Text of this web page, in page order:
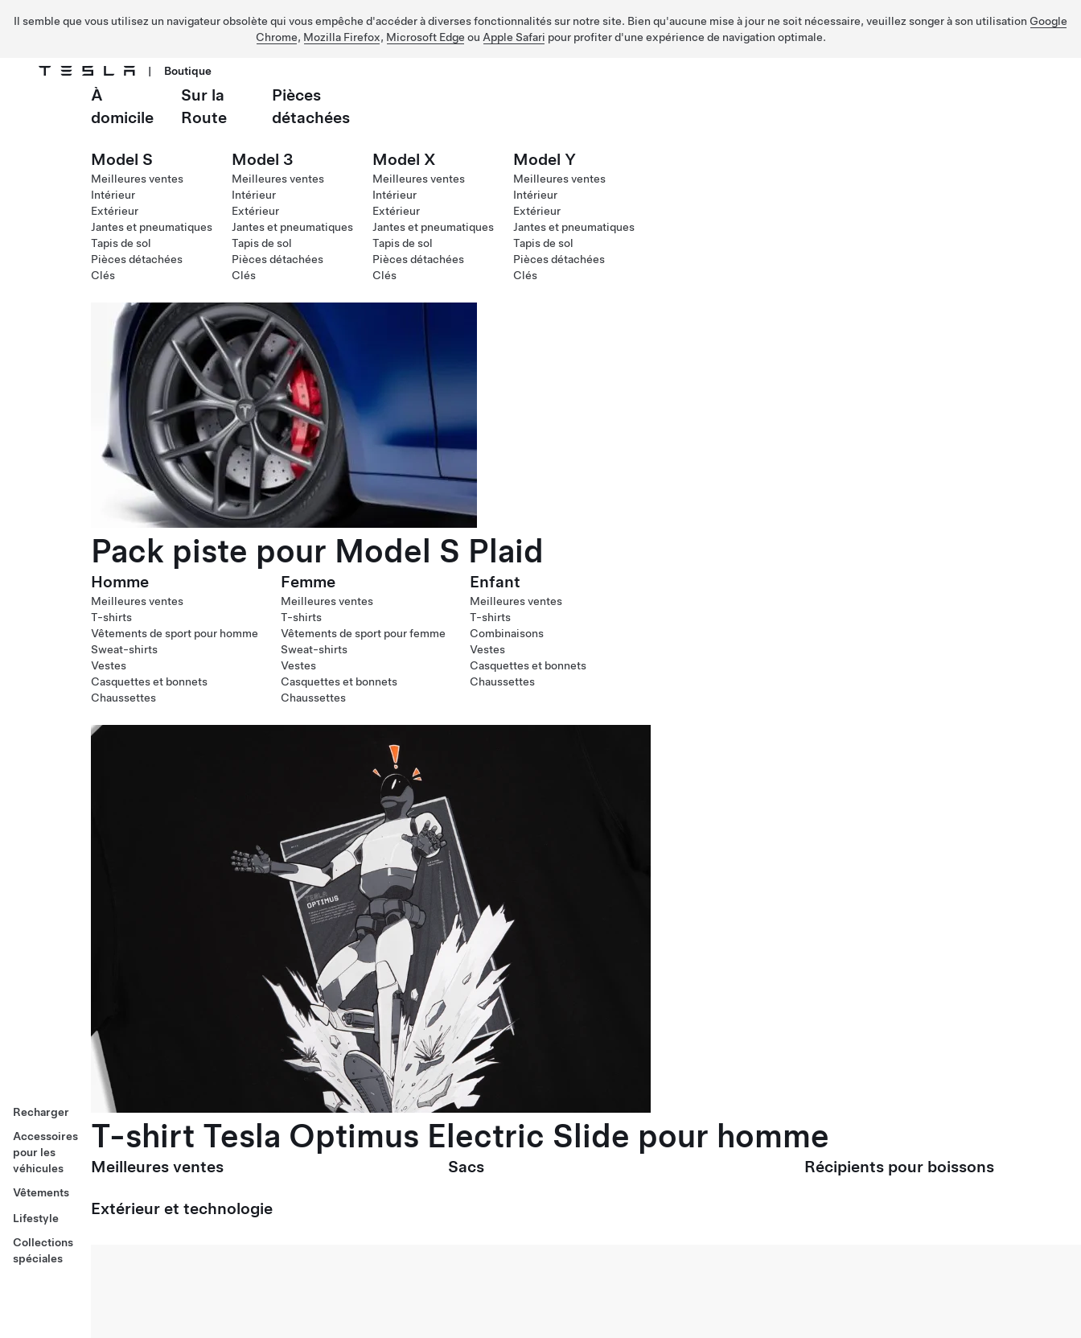
Il semble que vous utilisez un navigateur obsolète qui vous empêche d'accéder à diverses fonctionnalités sur notre site. Bien qu'aucune mise à jour ne soit nécessaire, veuillez songer à son utilisation Google
Chrome, Mozilla Firefox, Microsoft Edge ou Apple Safari pour profiter d'une expérience de navigation optimale.
Passer au contenu principal
| Boutique
Recharger
Accessoires
pour les
véhicules
Vêtements
Lifestyle
Collections
spéciales
À
domicile
Sur la
Route
Pièces
détachées
Model S
Meilleures ventes
Intérieur
Extérieur
Jantes et pneumatiques
Tapis de sol
Pièces détachées
Clés
Model 3
Meilleures ventes
Intérieur
Extérieur
Jantes et pneumatiques
Tapis de sol
Pièces détachées
Clés
Model X
Meilleures ventes
Intérieur
Extérieur
Jantes et pneumatiques
Tapis de sol
Pièces détachées
Clés
Model Y
Meilleures ventes
Intérieur
Extérieur
Jantes et pneumatiques
Tapis de sol
Pièces détachées
Clés
Pack piste pour Model S Plaid
Homme
Meilleures ventes
T-shirts
Vêtements de sport pour homme
Sweat-shirts
Vestes
Casquettes et bonnets
Chaussettes
Femme
Meilleures ventes
T-shirts
Vêtements de sport pour femme
Sweat-shirts
Vestes
Casquettes et bonnets
Chaussettes
Enfant
Meilleures ventes
T-shirts
Combinaisons
Vestes
Casquettes et bonnets
Chaussettes
T-shirt Tesla Optimus Electric Slide pour homme
Meilleures ventes Sacs Récipients pour boissons
Extérieur et technologie